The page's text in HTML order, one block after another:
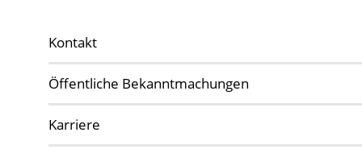
Kontakt
Öffentliche Bekanntmachungen
Karriere